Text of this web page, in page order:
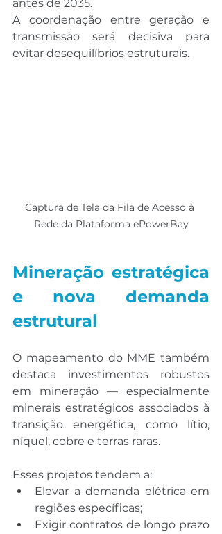
antes de 2035.
A coordenação entre geração e
transmissão será decisiva para
evitar desequilíbrios estruturais.
Captura de Tela da Fila de Acesso à
Rede da Plataforma ePowerBay
Mineração estratégica
e nova demanda
estrutural
O mapeamento do MME também
destaca investimentos robustos
em mineração — especialmente
minerais estratégicos associados à
transição energética, como lítio,
níquel, cobre e terras raras.
Esses projetos tendem a:
Elevar a demanda elétrica em
regiões específicas;
Exigir contratos de longo prazo